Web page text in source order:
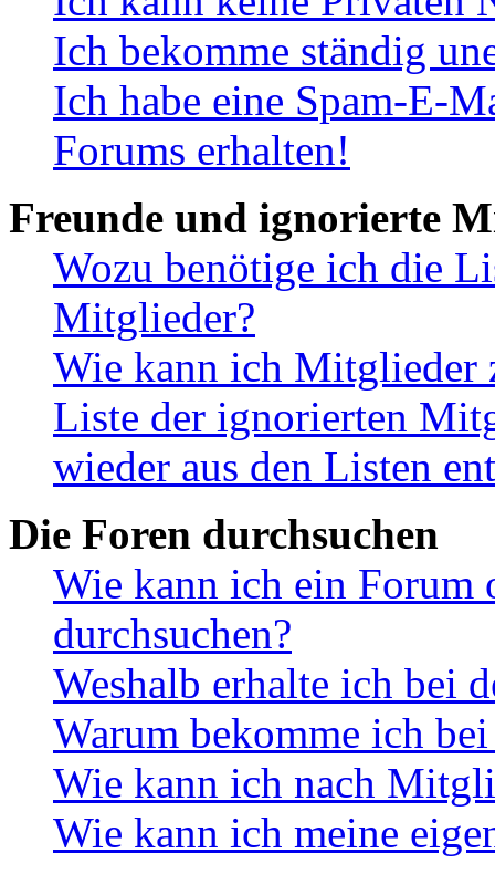
Ich bekomme ständig
Ich habe eine Spam-E-
Forums erhalten!
Freunde und ignorierte
Wozu benötige ich die
Mitglieder?
Wie kann ich Mitglieder
Liste der ignorierten
wieder aus den Listen
Die Foren durchsuchen
Wie kann ich ein Forum
durchsuchen?
Weshalb erhalte ich bei
Warum bekomme ich
Wie kann ich nach
Wie kann ich meine